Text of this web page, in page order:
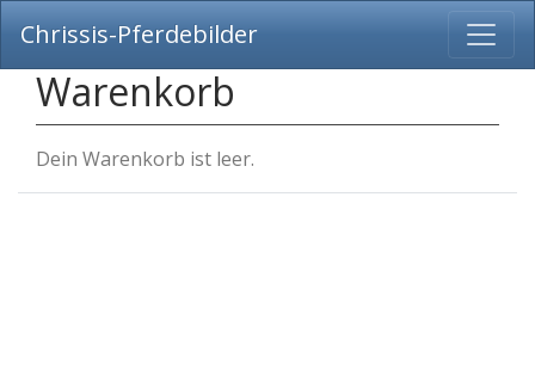
Chrissis-Pferdebilder
Warenkorb
Dein Warenkorb ist leer.